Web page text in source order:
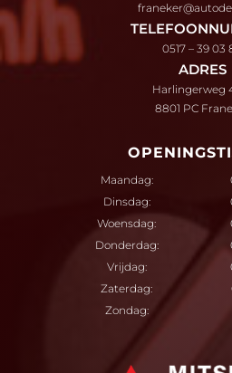
0517 – 39 03
ADRES
Harlingerweg
8801 PC
Maandag:
Dinsdag:
Woensdag:
Donderdag:
Vrijdag:
Zaterdag:
Zondag: